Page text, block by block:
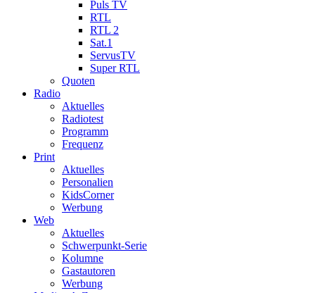
Puls TV
RTL
RTL 2
Sat.1
ServusTV
Super RTL
Quoten
Radio
Aktuelles
Radiotest
Programm
Frequenz
Print
Aktuelles
Personalien
KidsCorner
Werbung
Web
Aktuelles
Schwerpunkt-Serie
Kolumne
Gastautoren
Werbung